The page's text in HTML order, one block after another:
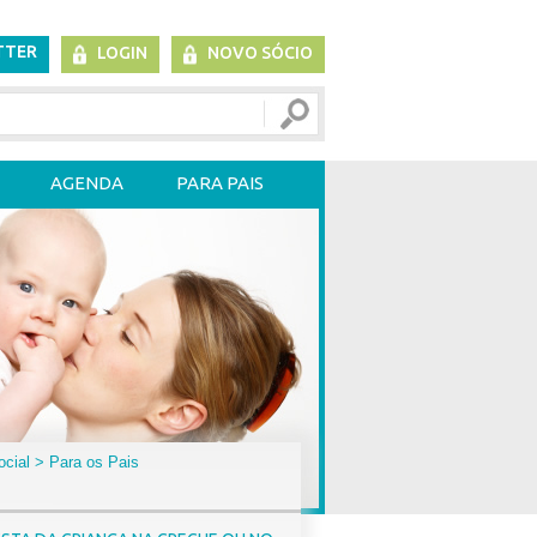
LOGIN NOVO SÓCIO
AGENDA PARA PAIS
> Para os Pais